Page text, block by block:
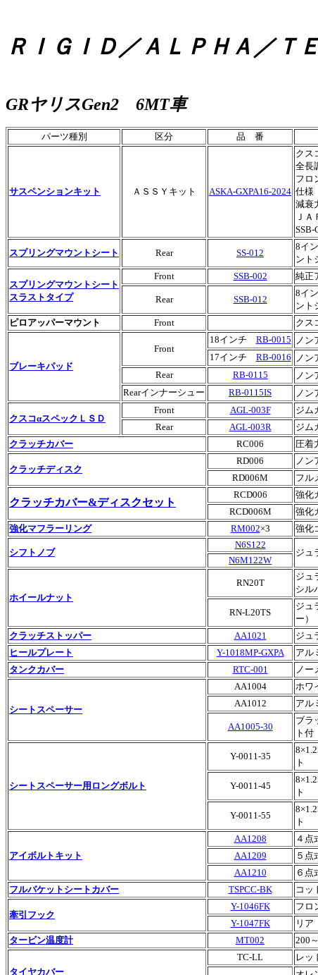
ＲＩＧＩＤ／ＡＬＰＨＡ／
GRヤリスGen2 6MT車
パーツ種別 区分 品 番
サスペンションキット ＡＳＳＹキット ASKA-GXPA16-2024
クス
全長
フロ
仕様
減衰
ＪＡ
SSB-
スプリングマウントシート Rear SS-012
8イ
ント
スプリングマウントシート
スラストタイプ
Front SSB-002
純正
Rear
SSB-012
8イ
ント
ピロアッパーマウント
Front クス
ブレーキパッド
Front
18インチ RB-0015 ノン
17インチ RB-0016 ノン
Rear
RB-0115 ノン
Rearインナーシュー
RB-0115IS ノン
クスコαスペックＬＳＤ
Front AGL-003F
ジム
Rear
AGL-003R
ジム
クラッチカバー
RC006 圧着
クラッチディスク
RD006 ノン
RD006M
フル
クラッチカバー&ディスクセット
RCD006 強化
RCD006M
強化
強化マフラーリング
RM002×3 強化
シフトノブ
N6S122
ジュ
N6M122W
ホイールナット
RN20T
ジュ
シル
RN-L20TS
ジュ
ー）
クラッチストッパー AA1021 ジュ
ヒールプレート
Y-1018MP-GXPA アル
タンクカバー
RTC-001 ノー
シートスペーサー
AA1004 ホワ
AA1012 アル
AA1005-30
ブラ
ト付
シートスペーサー用ロングボルト
Y-0011-35
ト
Y-0011-45
ト
Y-0011-55
ト
アイボルトキット
AA1208
４点
AA1209
５点
AA1210
６点
フルバケットシートカバー
TSPCC-BK コッ
牽引フック
Y-1046FK フロ
Y-1047FK
リア
タービン温度計
MT002 200
タイヤカバー
TC-LL
レッ